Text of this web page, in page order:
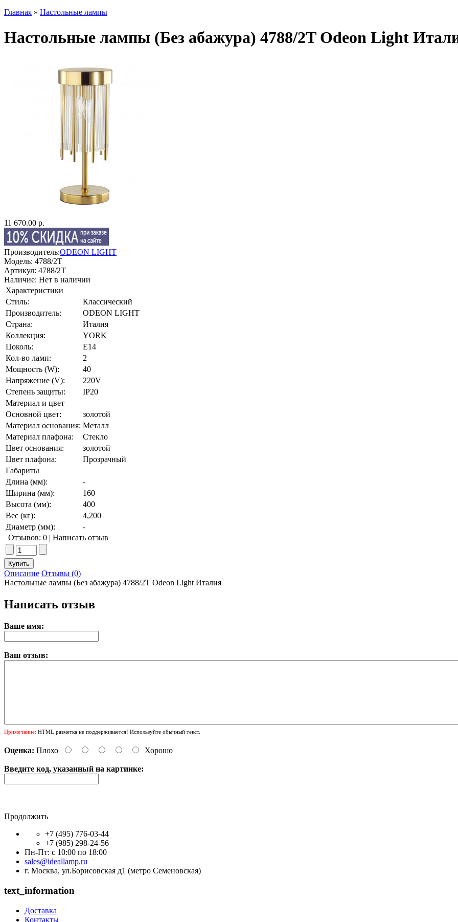
Главная » Настольные лампы
Настольные лампы (Без абажура) 4788/2T Odeon Light
11 670.00 р.
Производитель:ODEON LIGHT
Модель: 4788/2T
Артикул: 4788/2T
Наличие: Нет в наличии
Характеристики
Стиль:
Классический
Производитель:
ODEON LIGHT
Страна:
Италия
Коллекция:
YORK
Цоколь:
E14
Кол-во ламп:
2
Мощность (W):
40
Напряжение (V):
220V
Степень защиты:
IP20
Материал и цвет
Основной цвет:
золотой
Материал основания: Металл
Материал плафона:
Стекло
Цвет основания:
золотой
Цвет плафона:
Прозрачный
Габариты
Длина (мм):
-
Ширина (мм):
160
Высота (мм):
400
Вес (кг):
4,200
Диаметр (мм):
-
Отзывов: 0 | Написать отзыв
Описание Отзывы (0)
Настольные лампы (Без абажура) 4788/2T Odeon Light Италия
Написать отзыв
Ваше имя:
Ваш отзыв:
Примечание: HTML разметка не поддерживается! Используйте обычный текст.
Оценка: Плохо Хорошо
Введите код, указанный на картинке:
Продолжить
+7 (495) 776-03-44
+7 (985) 298-24-56
Пн-Пт: с 10:00 по 18:00
sales@ideallamp.ru
г. Москва, ул.Борисовская д1 (метро Семеновская)
text_information
Доставка
Контакты